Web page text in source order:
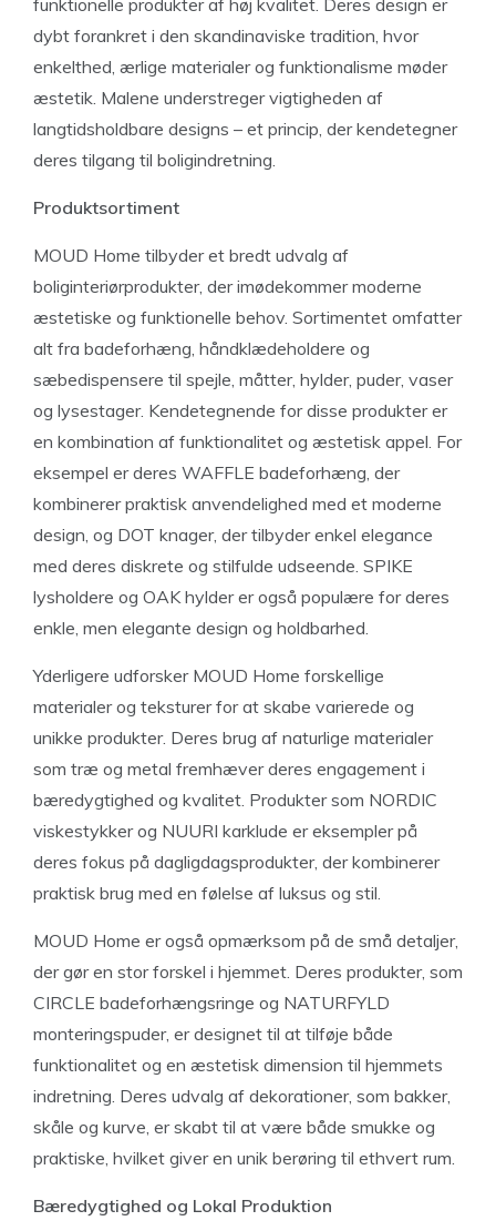
funktionelle produkter af høj kvalitet. Deres design er
dybt forankret i den skandinaviske tradition, hvor
enkelthed, ærlige materialer og funktionalisme møder
æstetik. Malene understreger vigtigheden af
langtidsholdbare designs – et princip, der kendetegner
deres tilgang til boligindretning.
Produktsortiment
MOUD Home tilbyder et bredt udvalg af
boliginteriørprodukter, der imødekommer moderne
æstetiske og funktionelle behov. Sortimentet omfatter
alt fra badeforhæng, håndklædeholdere og
sæbedispensere til spejle, måtter, hylder, puder, vaser
og lysestager. Kendetegnende for disse produkter er
en kombination af funktionalitet og æstetisk appel. For
eksempel er deres WAFFLE badeforhæng, der
kombinerer praktisk anvendelighed med et moderne
design, og DOT knager, der tilbyder enkel elegance
med deres diskrete og stilfulde udseende. SPIKE
lysholdere og OAK hylder er også populære for deres
enkle, men elegante design og holdbarhed.
Yderligere udforsker MOUD Home forskellige
materialer og teksturer for at skabe varierede og
unikke produkter. Deres brug af naturlige materialer
som træ og metal fremhæver deres engagement i
bæredygtighed og kvalitet. Produkter som NORDIC
viskestykker og NUURI karklude er eksempler på
deres fokus på dagligdagsprodukter, der kombinerer
praktisk brug med en følelse af luksus og stil.
MOUD Home er også opmærksom på de små detaljer,
der gør en stor forskel i hjemmet. Deres produkter, som
CIRCLE badeforhængsringe og NATURFYLD
monteringspuder, er designet til at tilføje både
funktionalitet og en æstetisk dimension til hjemmets
indretning. Deres udvalg af dekorationer, som bakker,
skåle og kurve, er skabt til at være både smukke og
praktiske, hvilket giver en unik berøring til ethvert rum.
Bæredygtighed og Lokal Produktion